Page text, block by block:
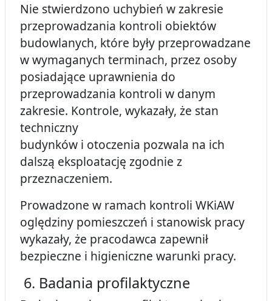
Nie stwierdzono uchybień w zakresie
przeprowadzania kontroli obiektów
budowlanych, które były przeprowadzane
w wymaganych terminach, przez osoby
posiadające uprawnienia do
przeprowadzania kontroli w danym
zakresie. Kontrole, wykazały, że stan
techniczny
budynków i otoczenia pozwala na ich
dalszą eksploatację zgodnie z
przeznaczeniem.
Prowadzone w ramach kontroli WKiAW
oględziny pomieszczeń i stanowisk pracy
wykazały, że pracodawca zapewnił
bezpieczne i higieniczne warunki pracy.
6. Badania profilaktyczne